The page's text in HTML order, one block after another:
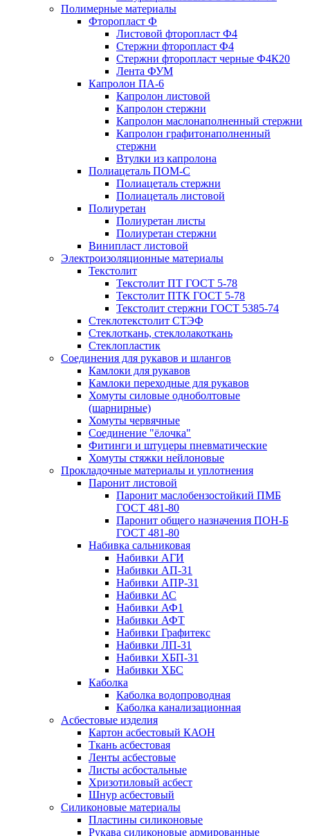
Полимерные материалы
Фторопласт Ф
Листовой фторопласт Ф4
Стержни фторопласт Ф4
Стержни фторопласт черные Ф4К20
Лента ФУМ
Капролон ПА-6
Капролон листовой
Капролон стержни
Капролон маслонаполненный стержни
Капролон графитонаполненный
стержни
Втулки из капролона
Полиацеталь ПОМ-С
Полиацеталь стержни
Полиацеталь листовой
Полиуретан
Полиуретан листы
Полиуретан стержни
Винипласт листовой
Электроизоляционные материалы
Текстолит
Текстолит ПТ ГОСТ 5-78
Текстолит ПТК ГОСТ 5-78
Текстолит стержни ГОСТ 5385-74
Стеклотекстолит СТЭФ
Стеклоткань, стеклолакоткань
Стеклопластик
Соединения для рукавов и шлангов
Камлоки для рукавов
Камлоки переходные для рукавов
Хомуты силовые одноболтовые
(шарнирные)
Хомуты червячные
Соединение "ёлочка"
Фитинги и штуцеры пневматические
Хомуты стяжки нейлоновые
Прокладочные материалы и уплотнения
Паронит листовой
Паронит маслобензостойкий ПМБ
ГОСТ 481-80
Паронит общего назначения ПОН-Б
ГОСТ 481-80
Набивка сальниковая
Набивки АГИ
Набивки АП-31
Набивки АПР-31
Набивки АС
Набивки АФ1
Набивки АФТ
Набивки Графитекс
Набивки ЛП-31
Набивки ХБП-31
Набивки ХБС
Каболка
Каболка водопроводная
Каболка канализационная
Асбестовые изделия
Картон асбестовый КАОН
Ткань асбестовая
Ленты асбестовые
Листы асбостальные
Хризотиловый асбеcт
Шнур асбестовый
Силиконовые материалы
Пластины силиконовые
Рукава силиконовые армированные